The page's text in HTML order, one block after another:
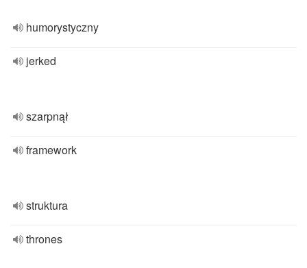
humorystyczny
jerked
szarpnął
framework
struktura
thrones